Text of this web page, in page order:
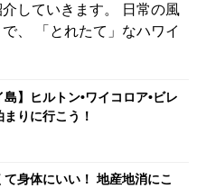
していきます。 日常の風
、 「とれたて」なハワイ
島】ヒルトン•ワイコロア•ビレ
まりに行こう！
て身体にいい！ 地産地消にこ